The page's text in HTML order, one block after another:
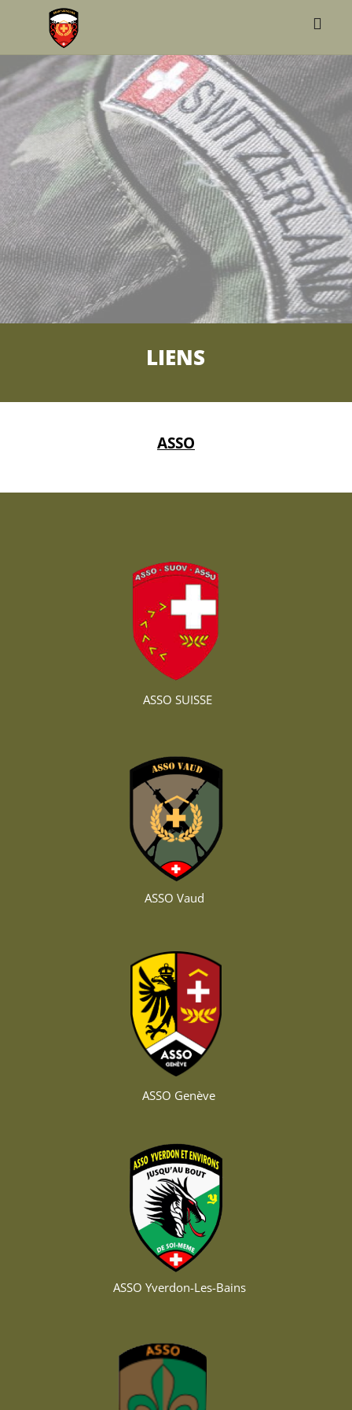
LIENS
ASSO
ASSO SUISSE
ASSO Vaud
ASSO Genève
ASSO Yverdon-Les-Bains